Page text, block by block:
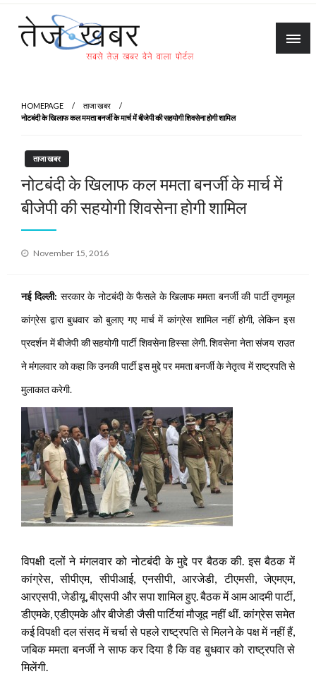
Skip
content
HOMEPAGE
ताजा खबर
नोटबंदी के खिलाफ कल ममता बनर्जी के मार्च में बीजेपी की सहयोगी शिवसेना होगी शामिल
ताजा खबर
नोटबंदी के खिलाफ कल ममता बनर्जी के मार्च में
बीजेपी की सहयोगी शिवसेना होगी शामिल
Posted
November 15, 2016
नई दिल्ली: सरकार के नोटबंदी के फैसले के खिलाफ ममता बनर्जी की पार्टी तृणमूल
कांग्रेस द्वारा बुधवार को बुलाए गए मार्च में कांग्रेस शामिल नहीं होगी, लेकिन इस
प्रदर्शन में बीजेपी की सहयोगी पार्टी शिवसेना हिस्सा लेगी. शिवसेना नेता संजय राउत
ने मंगलवार को कहा कि उनकी पार्टी इस मुद्दे पर ममता बनर्जी के नेतृत्व में राष्ट्रपति से
मुलाकात करेगी.
विपक्षी दलों ने मंगलवार को नोटबंदी के मुद्दे पर बैठक की. इस बैठक में
कांग्रेस, सीपीएम, सीपीआई, एनसीपी, आरजेडी, टीएमसी, जेएमएम,
आरएसपी, जेडीयू, बीएसपी और सपा शामिल हुए. बैठक में आम आदमी पार्टी,
डीएमके, एडीएमके और बीजेडी जैसी पार्टियां मौजूद नहीं थीं. कांग्रेस समेत
कई विपक्षी दल संसद में चर्चा से पहले राष्ट्रपति से मिलने के पक्ष में नहीं हैं,
जबिक ममता बनर्जी ने साफ कर दिया है कि वह बुधवार को राष्ट्रपति से
मिलेंगी.